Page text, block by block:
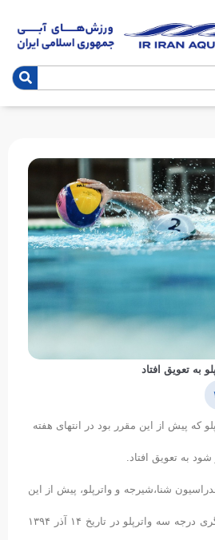
درجه 3 واترپلو که پیش از این مقرر بود در انتهای هفته
شنا،شیرجه و واترپلو، پیش از این
مقرر شده بود دوره مربیگری درجه سه واترپلو در تاریخ ۱۴ آذر ۱۳۹۴